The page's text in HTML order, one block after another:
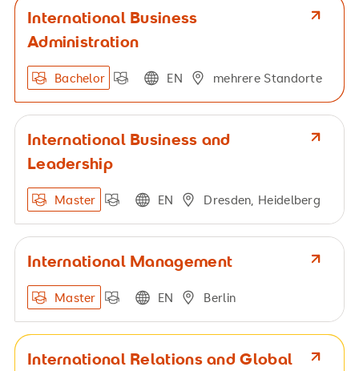
International Business
Administration
Bachelor EN mehrere Standorte
International Business and
Leadership
Master EN Dresden, Heidelberg
International Management
Master EN Berlin
International Relations and Global